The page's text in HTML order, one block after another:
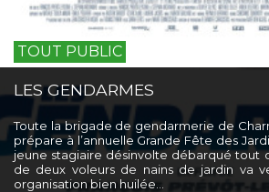
TOUT PUBLIC
LES GENDARMES
Toute la brigade de gendarmerie de
prépare à l’annuelle Grande Fête des
jeune stagiaire désinvolte débarqué tout
de deux voleurs de nains de jardin va
organisation bien huilée…